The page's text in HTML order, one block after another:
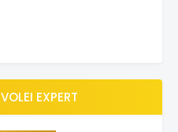
EXPERT